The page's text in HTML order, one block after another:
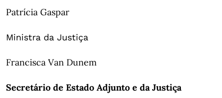
Patrícia Gaspar
Ministra da Justiça
Francisca Van Dunem
Secretário de Estado Adjunto e da Justiça